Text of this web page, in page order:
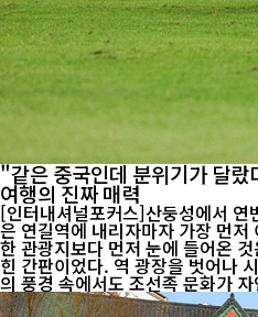
"같은 중국인데 분위기가 달
여행의 진짜 매력
[인터내셔널포커스]산둥성에서 연
은 연길역에 내리자마자 가장 먼
한 관광지보다 먼저 눈에 들어온
힌 간판이었다. 역 광장을 벗어나
의 풍경 속에서도 조선족 문화가
다. 연길은 연변 여행의 출발점이다. 대형 쇼핑몰과 현대식 건물 사